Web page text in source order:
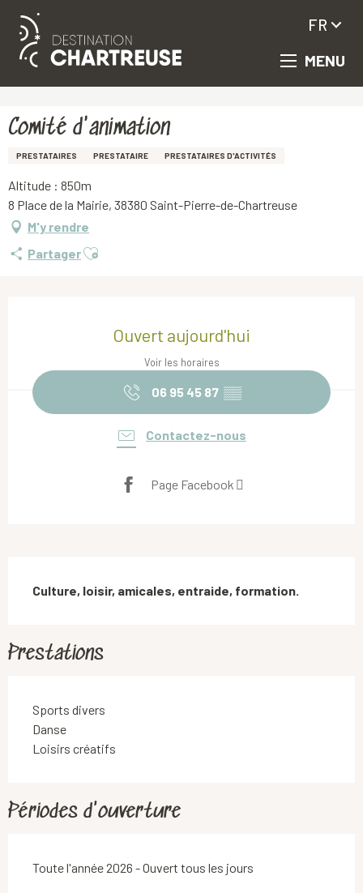
Aller
principal
MENU
FR
Comité d'animation
PRESTATAIRES PRESTATAIRE PRESTATAIRES D'ACTIVITÉS
Altitude : 850m
8 Place de la Mairie, 38380 Saint-Pierre-de-Chartreuse
M'y rendre
PartagerAjouter aux favoris
Ouvert aujourd'hui
Voir les horaires
06 95 45 87 ▒▒
Contactez-nous
Page Facebook
Culture, loisir, amicales, entraide, formation.
Prestations
Sports divers
Danse
Loisirs créatifs
Périodes d'ouverture
Toute l'année 2026 - Ouvert tous les jours